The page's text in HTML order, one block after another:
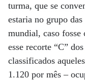
turma, que se
estaria no grupo
mundial, caso fosse
esse recorte “C”
classificados
1.120 por mês –